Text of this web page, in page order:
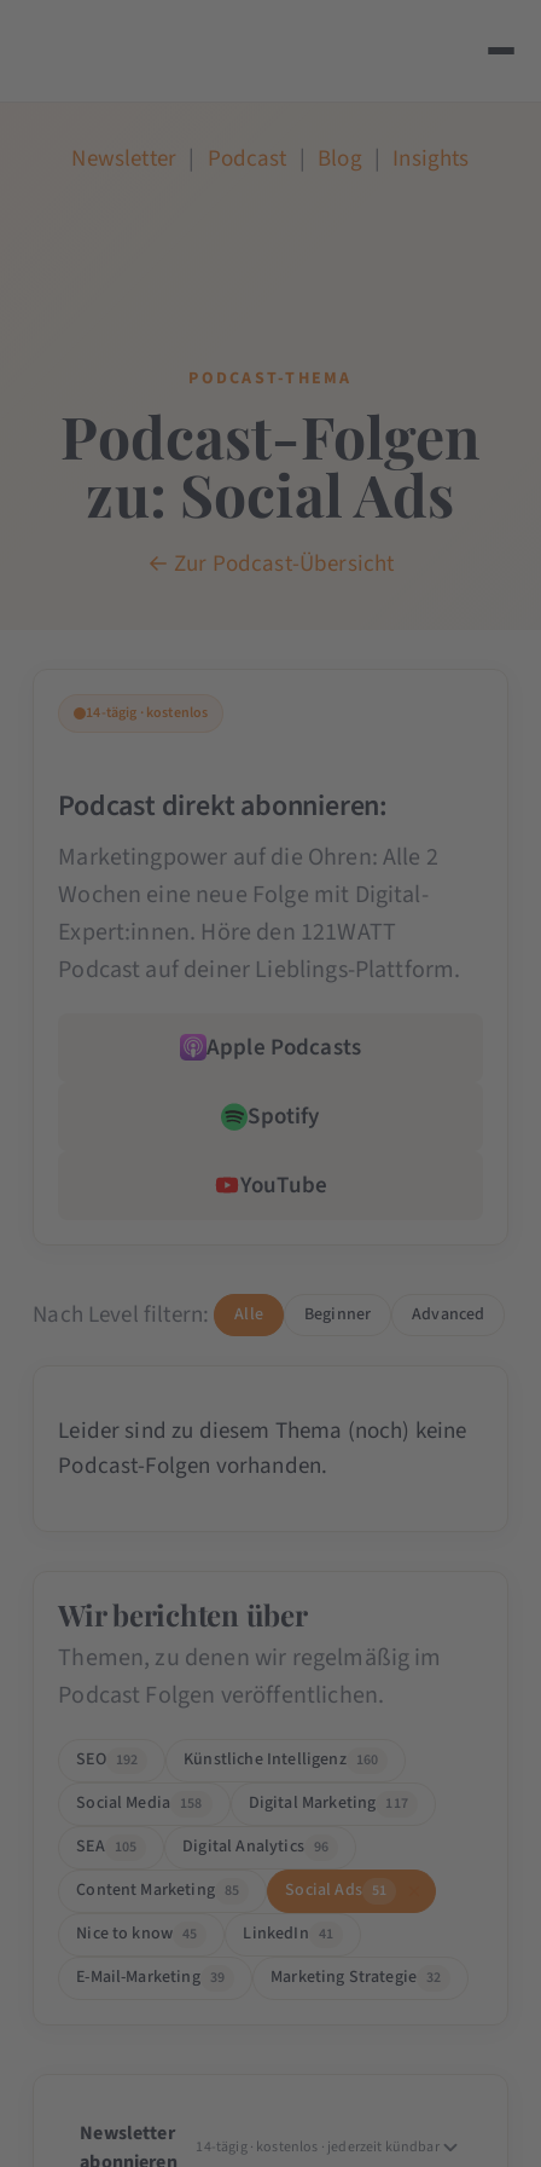
Newsletter | Podcast | Blog | Insights
PODCAST-THEMA
Podcast-Folgen
zu: Social Ads
← Zur Podcast-Übersicht
14-tägig · kostenlos
Podcast direkt abonnieren:
Marketingpower auf die Ohren: Alle 2
Wochen eine neue Folge mit Digital-
Expert:innen. Höre den 121WATT
Podcast auf deiner Lieblings-Plattform.
Apple Podcasts
Spotify
YouTube
Nach Level filtern: Alle Beginner Advanced
Leider sind zu diesem Thema (noch) keine
Podcast-Folgen vorhanden.
Wir berichten über
Themen, zu denen wir regelmäßig im
Podcast Folgen veröffentlichen.
SEO 192 Künstliche Intelligenz 160
Social Media 158 Digital Marketing 117
SEA 105 Digital Analytics 96
Content Marketing 85 Social Ads 51
Nice to know 45 LinkedIn 41
E-Mail-Marketing 39 Marketing Strategie 32
Newsletter
14-tägig · kostenlos · jederzeit kündbar